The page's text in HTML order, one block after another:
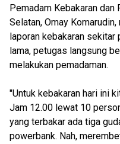
Pemadam Kebakaran dan
Selatan, Omay
laporan kebakaran sekitar
lama, petugas langsung
melakukan pemadaman.
"Untuk kebakaran hari ini
Jam 12.00 lewat 10
yang terbakar ada tiga
powerbank. Nah,